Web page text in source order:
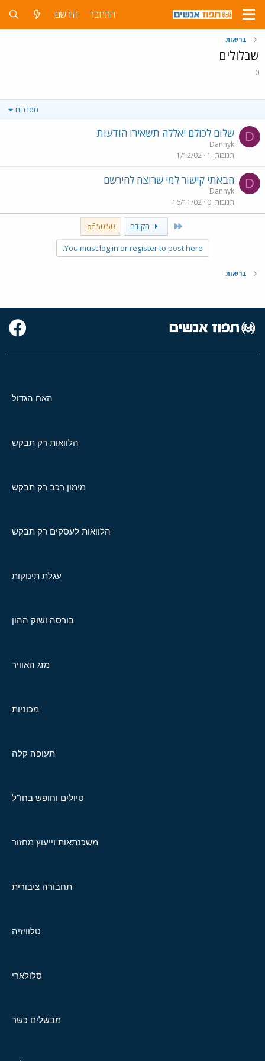
התחבר הירשם
בריאות
שבלולים
0
מסננים
D שלום לכולם יאללה תשאירו הודעות
Dannyk
תגובות 1
1/12/02
D הבאתי קישור למי שרוצה להירשם
Dannyk
תגובות 0
16/11/02
First הקודם 50 of 50
You must log in or register to post here.
בריאות
האח הגדול
הלוואות רק תבקש
מימון רכב רק תבקש
הלוואות לעסקים רק תבקש
עגלת תינוקות
בורסה ושוק ההון
מזג האוויר
מכוניות
תעופה קלה
טיולים וחופש בחו"ל
משכנתאות וייעוץ מחזור
תחבורה ציבורית
טלוויזיה
סלולארי
מבשלים כשר